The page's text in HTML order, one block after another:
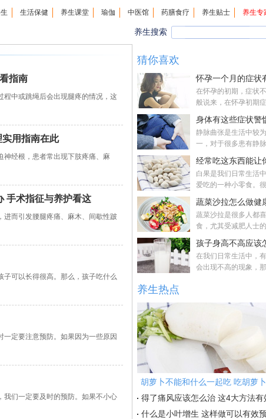
生活保健 养生课堂 瑜伽 中医馆 药膳食疗 养生贴士 养生专
养生搜索
指南
中或跳绳后会出现腿疼的情况，这
用指南在此
经根，患者常出现下肢疼痛、麻
手术指征与养护看这
而引发腰腿疼痛、麻木、间歇性跛
可以长得很高。那么，孩子吃什么
定要注意预防。如果因为一些原因
们一定要及时的预防。如果不小心
猜你喜欢
怀孕一个月的症状
在怀孕的初期，症状
般说来，在怀孕初期
身体有这些症状警
静脉曲张是生活中较
一，对于很多患有静
经常吃这东西能让
白果是我们日常生活
爱吃的一种小零食。
蔬菜沙拉怎么做健
蔬菜沙拉是很多人都
食，尤其受减肥人士
孩子身高不高应该
在我们日常生活中，
会出现不高的现象，
养生热点
胡萝卜不能和什么一起吃 吃胡萝
得了痛风应该怎么治 这4大方法有
什么是小叶增生 这样做可以有效